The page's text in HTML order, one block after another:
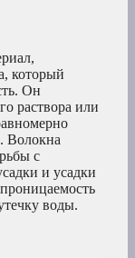
который
Он
раствора или
Волокна
с
и усадки
воды.